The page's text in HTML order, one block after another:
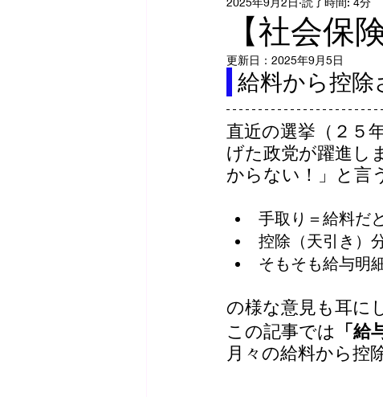
【社会保
更新日： 2025年9月5日
給料から控
直近の選挙（２５
げた政党が躍進し
からない！」と言
手取り＝給料だ
控除（天引き）
そもそも給与明
の様な意見も耳に
この記事では 「
月々の給料から控